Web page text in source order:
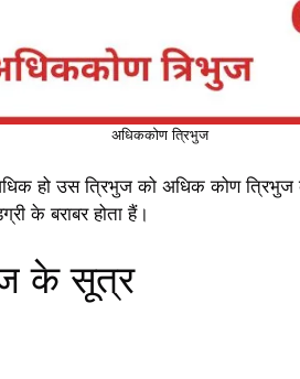
अधिककोण त्रिभुज
हो उस त्रिभुज को अधिक कोण
के बराबर होता हैं।
के सूत्र